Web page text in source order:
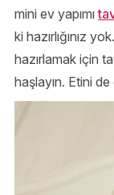
mini ev yapımı
ki hazırlığınız
hazırlamak için
haşlayın. Etini de